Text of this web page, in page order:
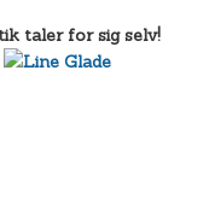
taler for sig selv!